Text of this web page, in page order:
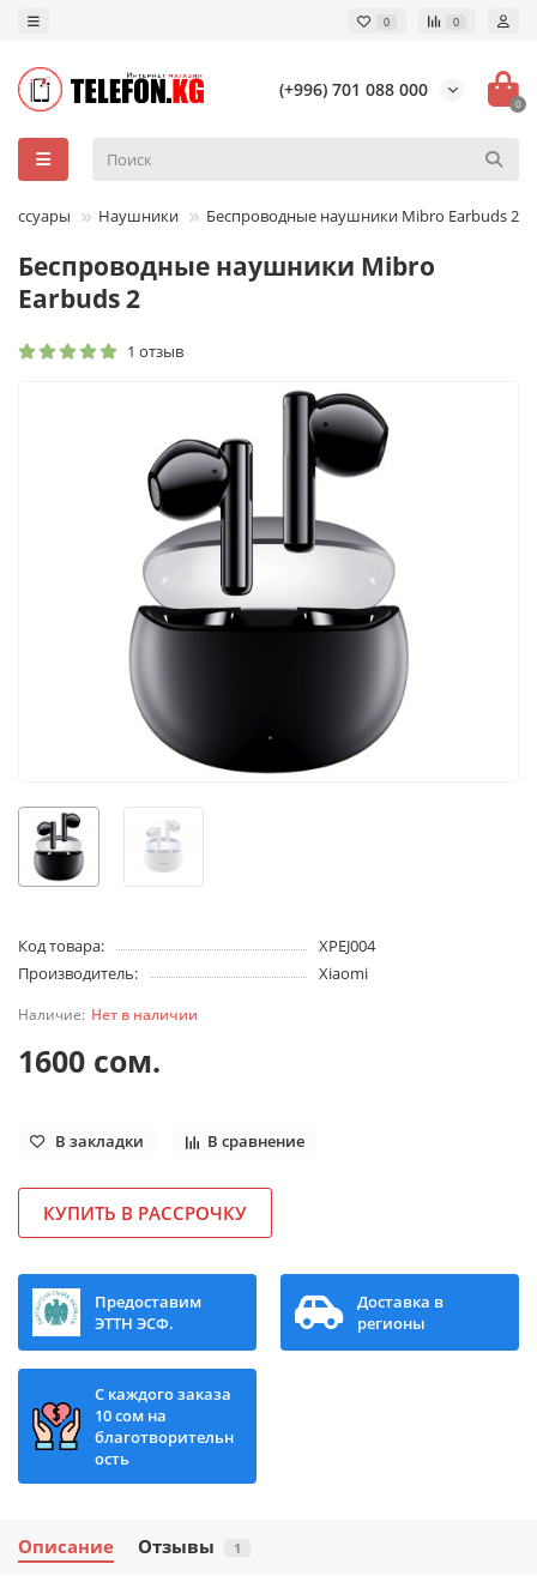
0 0
(+996) 701 088 000
0
Наушники Беспроводные наушники Mibro Earbuds 2
Беспроводные наушники Mibro
Earbuds 2
1 отзыв
Код товара:
XPEJ004
Производитель:
Xiaomi
Нет в наличии
1600 сом.
В закладки В сравнение
КУПИТЬ В РАССРОЧКУ
Предоставим
ЭТТН ЭСФ.
Доставка в
регионы
С каждого заказа
10 сом на
благотворительн
ость
Описание Отзывы 1